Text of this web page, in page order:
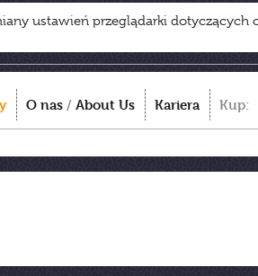
ustawień przeglądarki dotyczących
O nas / About Us Kariera Kup: